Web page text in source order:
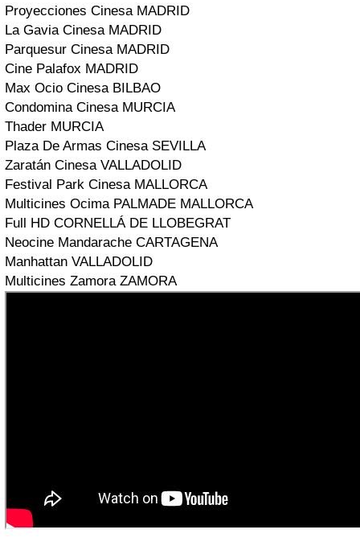
Proyecciones Cinesa MADRID
La Gavia Cinesa MADRID
Parquesur Cinesa MADRID
Cine Palafox MADRID
Max Ocio Cinesa BILBAO
Condomina Cinesa MURCIA
Thader MURCIA
Plaza De Armas Cinesa SEVILLA
Zaratán Cinesa VALLADOLID
Festival Park Cinesa MALLORCA
Multicines Ocima PALMADE MALLORCA
Full HD CORNELLÁ DE LLOBEGRAT
Neocine Mandarache CARTAGENA
Manhattan VALLADOLID
Multicines Zamora ZAMORA